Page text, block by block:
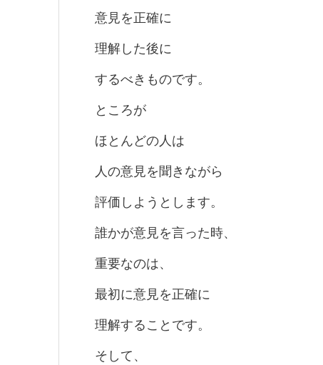
意見を正確に
理解した後に
するべきものです。
ところが
ほとんどの人は
人の意見を聞きながら
評価しようとします。
誰かが意見を言った時、
重要なのは、
最初に意見を正確に
理解することです。
そして、